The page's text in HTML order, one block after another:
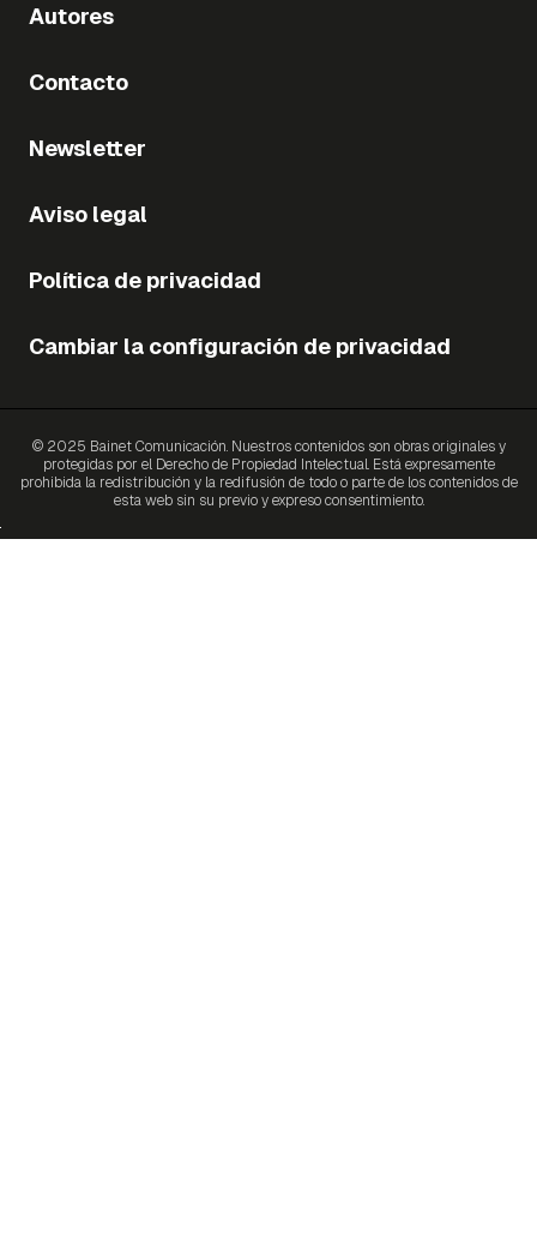
Autores
Contacto
Newsletter
Aviso legal
Política de privacidad
Cambiar la configuración de privacidad
© 2025 Bainet Comunicación. Nuestros contenidos son obras originales y
protegidas por el Derecho de Propiedad Intelectual. Está expresamente
prohibida la redistribución y la redifusión de todo o parte de los contenidos de
esta web sin su previo y expreso consentimiento.